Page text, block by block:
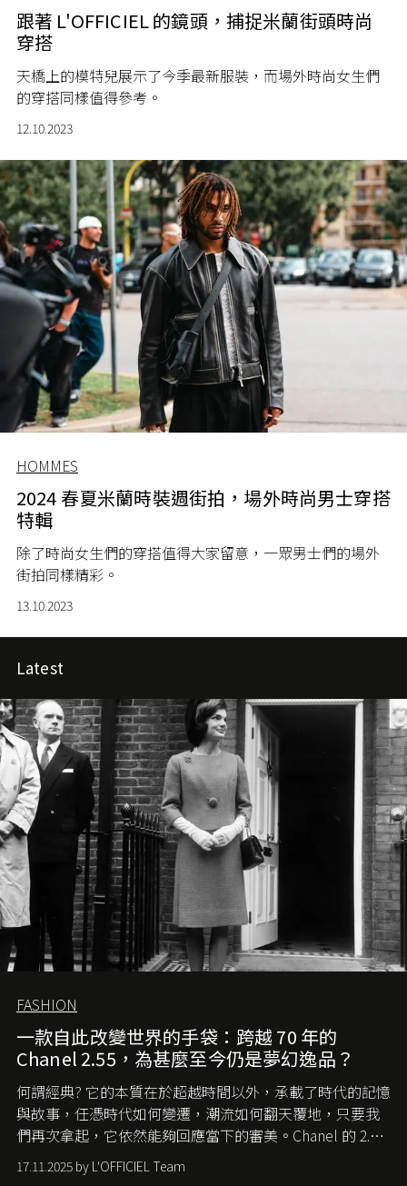
跟著 L'OFFICIEL 的鏡頭，捕捉米蘭街頭時尚
穿搭
天橋上的模特兒展示了今季最新服裝，而場外時尚女生們
的穿搭同樣值得參考。
12.10.2023
HOMMES
2024 春夏米蘭時裝週街拍，場外時尚男士穿搭
特輯
除了時尚女生們的穿搭值得大家留意，一眾男士們的場外
街拍同樣精彩。
13.10.2023
Latest
FASHION
一款自此改變世界的手袋：跨越 70 年的
Chanel 2.55，為甚麼至今仍是夢幻逸品？
何謂經典? 它的本質在於超越時間以外，承載了時代的記憶
與故事，任憑時代如何變遷，潮流如何翻天覆地，只要我
們再次拿起，它依然能夠回應當下的審美。Chanel 的 2.55
手袋更是這樣存在，自問世至今，一直有着舉足輕重的地
位。如果說每個女生的第一個夢想手袋是 Chanel，那 2.55
17.11.2025 by L'OFFICIEL Team